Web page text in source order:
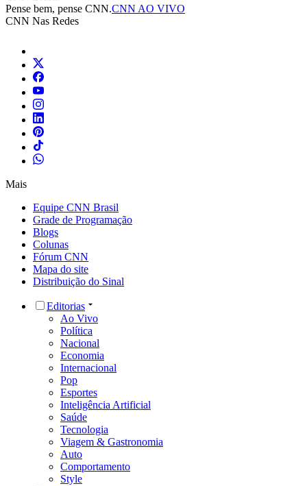
Pense bem, pense CNN.CNN AO VIVO
CNN Nas Redes
Mais
Equipe CNN Brasil
Grade de Programação
Blogs
Colunas
Fórum CNN
Mapa do site
Distribuição do Sinal
Editorias
Ao Vivo
Política
Nacional
Economia
Internacional
Pop
Esportes
Inteligência Artificial
Saúde
Tecnologia
Viagem & Gastronomia
Auto
Comportamento
Style